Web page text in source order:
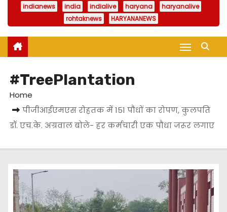
indianews india indialive haryana
haryanalive
rohtaknews
HARYANANEWS
#TreePlantation
Home
पीजीआईएमएस रोहतक में 151 पौधों का रोपण, कुलपति
डॉ. एच.के. अग्रवाल बोले- हर कर्मचारी एक पौधा जरूर लगाए